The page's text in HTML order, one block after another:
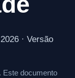
· Versão
Este documento